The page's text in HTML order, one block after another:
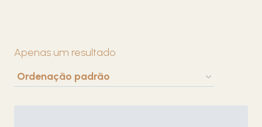
Apenas um resultado